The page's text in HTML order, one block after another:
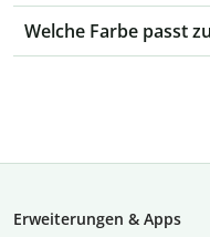
Welche Farbe passt
Erweiterungen & Apps